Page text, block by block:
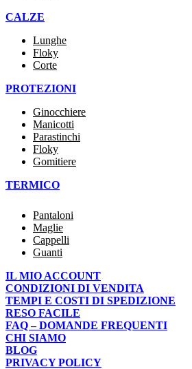
CALZE
Lunghe
Floky
Corte
PROTEZIONI
Ginocchiere
Manicotti
Parastinchi
Floky
Gomitiere
TERMICO
Pantaloni
Maglie
Cappelli
Guanti
IL MIO ACCOUNT
CONDIZIONI DI VENDITA
TEMPI E COSTI DI SPEDIZIONE
RESO FACILE
FAQ – DOMANDE FREQUENTI
CHI SIAMO
BLOG
PRIVACY POLICY